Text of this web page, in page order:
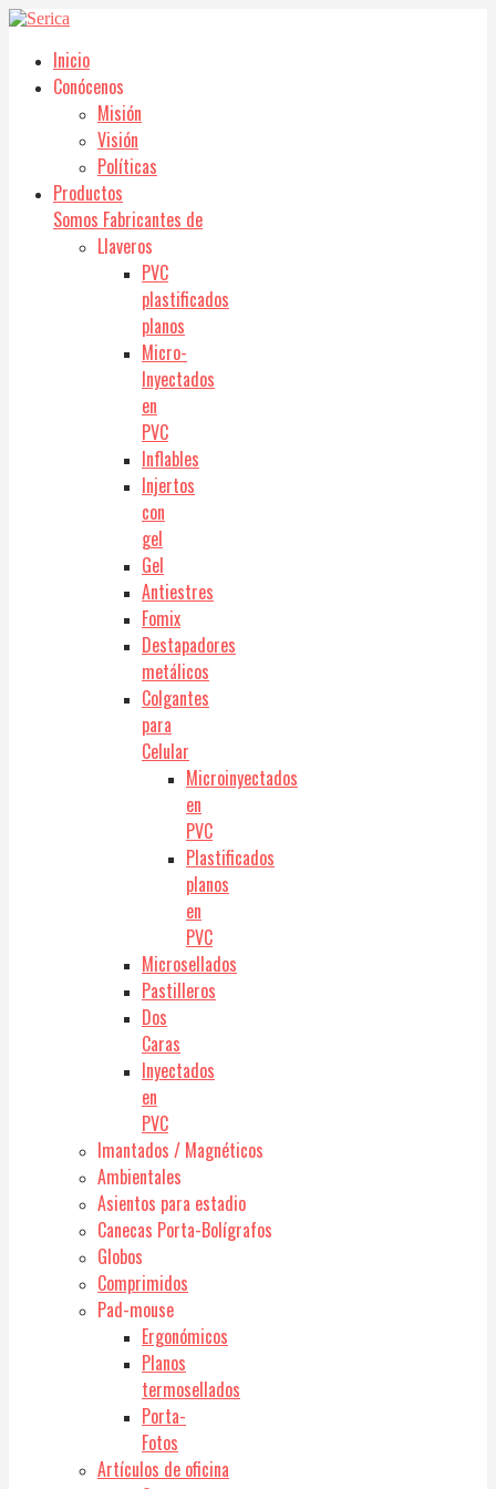
Inicio
Conócenos
Misión
Visión
Políticas
Productos
Somos Fabricantes de
Llaveros
PVC
plastificados
planos
Micro-
Inyectados
en
PVC
Inflables
Injertos
con
gel
Gel
Antiestres
Fomix
Destapadores
metálicos
Colgantes
para
Celular
Microinyectados
en
PVC
Plastificados
planos
en
PVC
Microsellados
Pastilleros
Dos
Caras
Inyectados
en
PVC
Imantados / Magnéticos
Ambientales
Asientos para estadio
Canecas Porta-Bolígrafos
Globos
Comprimidos
Pad-mouse
Ergonómicos
Planos
termosellados
Porta-
Fotos
Artículos de oficina